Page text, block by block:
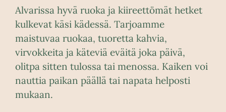
Alvarissa hyvä ruoka ja kiireettömät hetket
kulkevat käsi kädessä. Tarjoamme
maistuvaa ruokaa, tuoretta kahvia,
virvokkeita ja käteviä eväitä joka päivä,
olitpa sitten tulossa tai menossa. Kaiken voi
nauttia paikan päällä tai napata helposti
mukaan.